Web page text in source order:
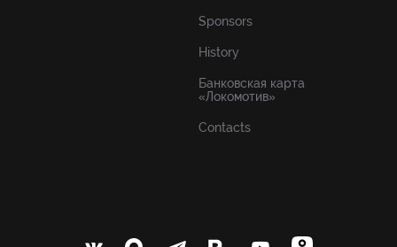
Sponsors
History
Банковская карта
«Локомотив»
Contacts